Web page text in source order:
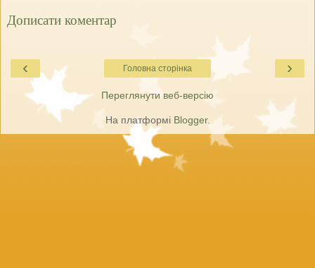
Дописати коментар
‹ ›
Головна сторінка
Переглянути веб-версію
На платформі Blogger.